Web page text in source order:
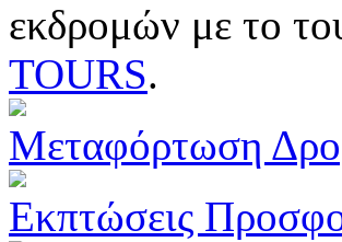
εκδρομών με το
TOURS.
Μεταφόρτωση
Εκπτώσεις